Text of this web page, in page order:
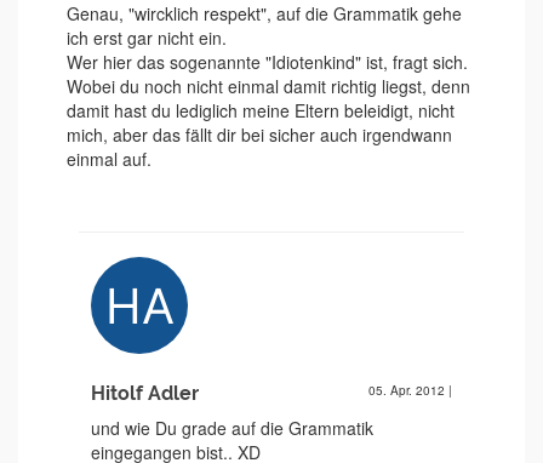
Genau, "wircklich respekt", auf die Grammatik gehe
ich erst gar nicht ein.
Wer hier das sogenannte "Idiotenkind" ist, fragt sich.
Wobei du noch nicht einmal damit richtig liegst, denn
damit hast du lediglich meine Eltern beleidigt, nicht
mich, aber das fällt dir bei sicher auch irgendwann
einmal auf.
Hitolf Adler 05. Apr. 2012 |
und wie Du grade auf die Grammatik
eingegangen bist.. XD